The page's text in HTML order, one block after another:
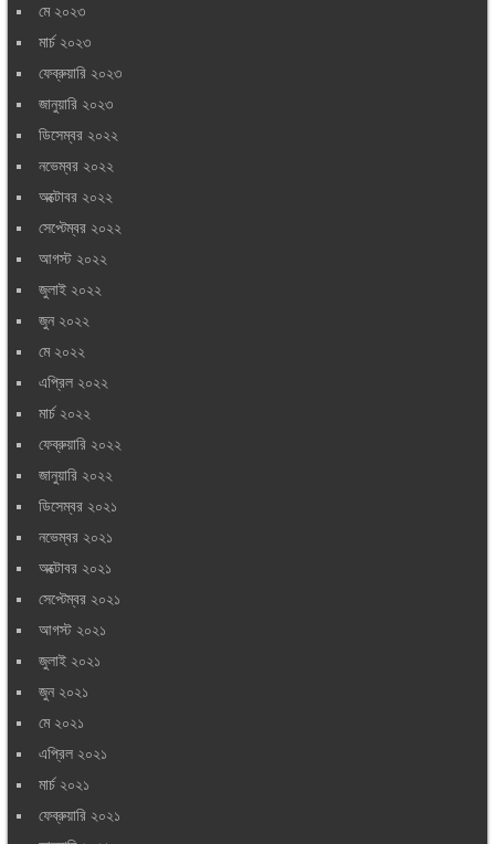
মে ২০২৩
মার্চ ২০২৩
ফেব্রুয়ারি ২০২৩
জানুয়ারি ২০২৩
ডিসেম্বর ২০২২
নভেম্বর ২০২২
অক্টোবর ২০২২
সেপ্টেম্বর ২০২২
আগস্ট ২০২২
জুলাই ২০২২
জুন ২০২২
মে ২০২২
এপ্রিল ২০২২
মার্চ ২০২২
ফেব্রুয়ারি ২০২২
জানুয়ারি ২০২২
ডিসেম্বর ২০২১
নভেম্বর ২০২১
অক্টোবর ২০২১
সেপ্টেম্বর ২০২১
আগস্ট ২০২১
জুলাই ২০২১
জুন ২০২১
মে ২০২১
এপ্রিল ২০২১
মার্চ ২০২১
ফেব্রুয়ারি ২০২১